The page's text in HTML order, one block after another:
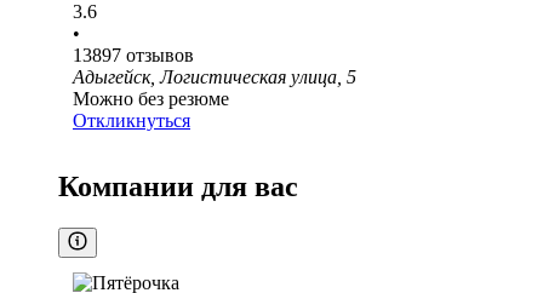
3.6
•
13897 отзывов
Адыгейск, Логистическая улица, 5
Можно без резюме
Откликнуться
Компании для вас